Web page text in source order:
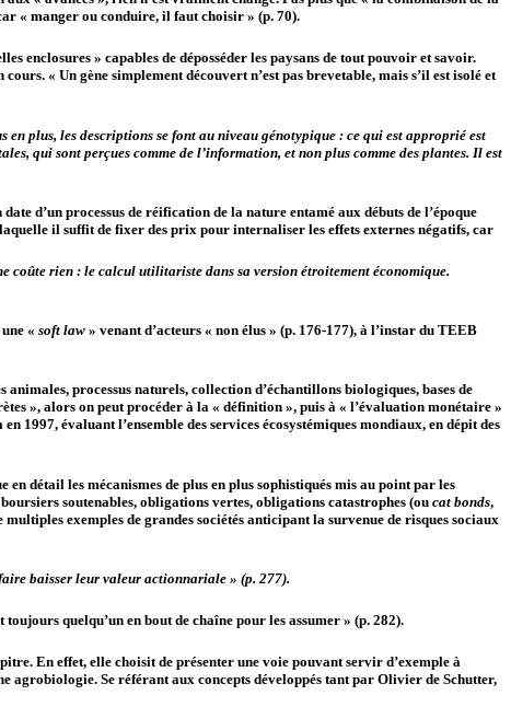
« manger ou conduire, il faut choisir » (p. 70).
enclosures » capables de déposséder les paysans de tout pouvoir et savoir.
« Un gène simplement découvert n’est pas brevetable, mais s’il est isolé et
plus, les descriptions se font au niveau génotypique : ce qui est approprié est
qui sont perçues comme de l’information, et non plus comme des plantes. Il est
d’un processus de réification de la nature entamé aux débuts de l’époque
il suffit de fixer des prix pour internaliser les effets externes négatifs, car
coûte rien : le calcul utilitariste dans sa version étroitement économique.
« soft law » venant d’acteurs « non élus » (p. 176-177), à l’instar du TEEB
animales, processus naturels, collection d’échantillons biologiques, bases de
», alors on peut procéder à la « définition », puis à « l’évaluation monétaire »
1997, évaluant l’ensemble des services écosystémiques mondiaux, en dépit des
détail les mécanismes de plus en plus sophistiqués mis au point par les
soutenables, obligations vertes, obligations catastrophes (ou cat bonds,
exemples de grandes sociétés anticipant la survenue de risques sociaux
baisser leur valeur actionnariale » (p. 277).
quelqu’un en bout de chaîne pour les assumer » (p. 282).
En effet, elle choisit de présenter une voie pouvant servir d’exemple à
Se référant aux concepts développés tant par Olivier de Schutter,